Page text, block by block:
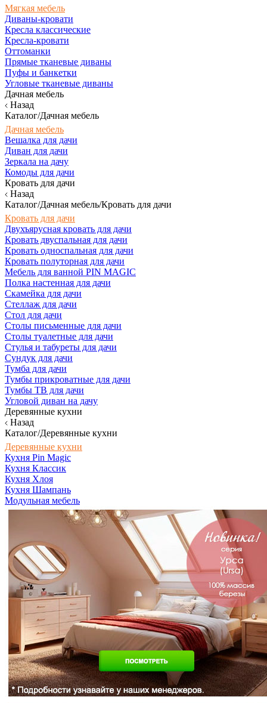
Мягкая мебель
Диваны-кровати
Кресла классические
Кресла-кровати
Оттоманки
Прямые тканевые диваны
Пуфы и банкетки
Угловые тканевые диваны
Дачная мебель
Назад
Каталог/Дачная мебель
Дачная мебель
Вешалка для дачи
Диван для дачи
Зеркала на дачу
Комоды для дачи
Кровать для дачи
Назад
Каталог/Дачная мебель/Кровать для дачи
Кровать для дачи
Двухъярусная кровать для дачи
Кровать двуспальная для дачи
Кровать односпальная для дачи
Кровать полуторная для дачи
Мебель для ванной PIN MAGIC
Полка настенная для дачи
Скамейка для дачи
Стеллаж для дачи
Стол для дачи
Столы письменные для дачи
Столы туалетные для дачи
Стулья и табуреты для дачи
Сундук для дачи
Тумба для дачи
Тумбы прикроватные для дачи
Тумбы ТВ для дачи
Угловой диван на дачу
Деревянные кухни
Назад
Каталог/Деревянные кухни
Деревянные кухни
Кухня Pin Magic
Кухня Классик
Кухня Хлоя
Кухня Шампань
Модульная мебель